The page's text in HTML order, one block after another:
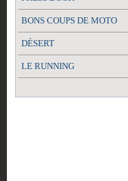
BONS COUPS DE MOTO
DÉSERT
LE RUNNING